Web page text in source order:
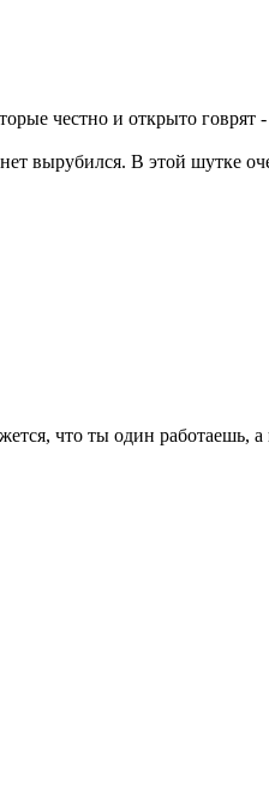
честно и открыто говрят -
вырубился. В этой шутке
что ты один работаешь,